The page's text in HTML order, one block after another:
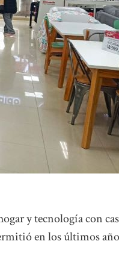
y tecnología con
en los últimos